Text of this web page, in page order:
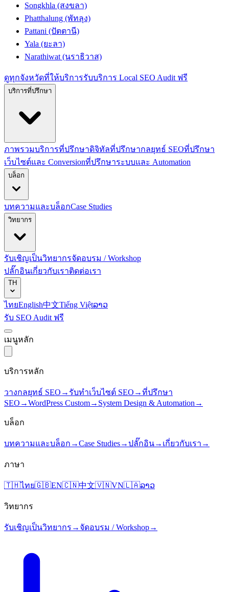
Songkhla (สงขลา)
Phatthalung (พัทลุง)
Pattani (ปัตตานี)
Yala (ยะลา)
Narathiwat (นราธิวาส)
ดูทุกจังหวัดที่ให้บริการรับบริการ Local SEO Audit ฟรี
บริการที่ปรึกษา
ภาพรวมบริการที่ปรึกษาดิจิทัลที่ปรึกษากลยุทธ์ SEOที่ปรึกษา
เว็บไซต์และ Conversionที่ปรึกษาระบบและ Automation
บล็อก
บทความและบล็อกCase Studies
วิทยากร
รับเชิญเป็นวิทยากรจัดอบรม / Workshop
ปลั๊กอินเกี่ยวกับเราติดต่อเรา
TH
ไทยEnglish中文Tiếng Việtລາວ
รับ SEO Audit ฟรี
เมนูหลัก
บริการหลัก
วางกลยุทธ์ SEO → รับทำเว็บไซต์ SEO →ที่ปรึกษา
SEO →WordPress Custom→ System Design & Automation →
บล็อก
บทความและบล็อก →Case Studies→ปลั๊กอิน→ เกี่ยวกับเรา →
ภาษา
🇹🇭ไทย🇬🇧EN🇨🇳中文🇻🇳VN🇱🇦ລາວ
วิทยากร
รับเชิญเป็นวิทยากร → จัดอบรม / Workshop→